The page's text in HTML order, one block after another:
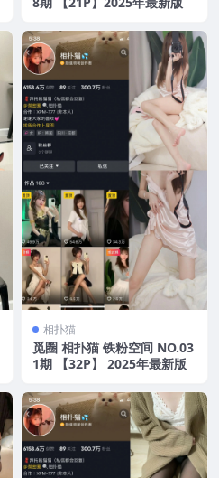
相扑猫
觅圈 相扑猫 铁粉空间 NO.03
1期 【32P】 2025年最新版